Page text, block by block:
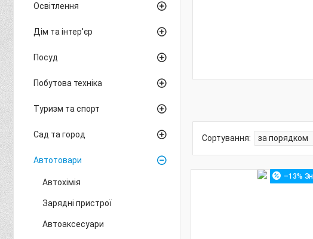
–13%
Освітлення
Дім та інтер'єр
Посуд
Побутова техніка
Туризм та спорт
Сад та город
Автотовари
Автохімія
Зарядні пристрої
Автоаксесуари